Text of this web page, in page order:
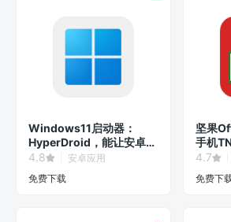
Windows11启动器：
HyperDroid，能让安卓系
统秒变Win11界面！
4.8
安卓应用
免费下载
坚果
手机
件！
4.7
免费下